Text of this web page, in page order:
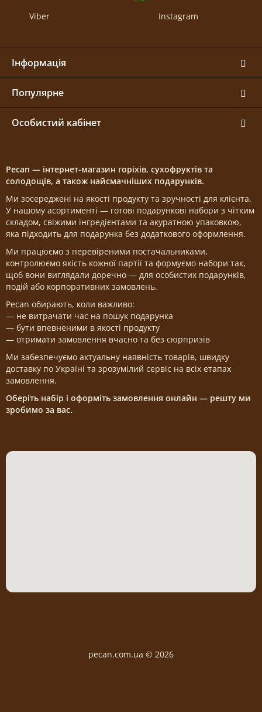
Viber Instagram
Інформація
Популярне
Особистий кабінет
Pecan — інтернет-магазин горіхів, сухофруктів та
солодощів, а також найсмачніших подарунків.
Ми зосереджені на якості продукту та зручності для клієнта.
У нашому асортименті — готові подарункові набори з чітким
складом, свіжими інгредієнтами та акуратною упаковкою,
яка підходить для подарунка без додаткового оформлення.
Ми працюємо з перевіреними постачальниками,
контролюємо якість кожної партії та формуємо набори так,
щоб вони виглядали доречно — для особистих подарунків,
подій або корпоративних замовлень.
Pecan обирають, коли важливо:
— не витрачати час на пошук подарунка
— бути впевненими в якості продукту
— отримати замовлення вчасно та без сюрпризів
Ми забезпечуємо актуальну наявність товарів, швидку
доставку по Україні та зрозумілий сервіс на всіх етапах
замовлення.
Оберіть набір і оформіть замовлення онлайн — решту ми
зробимо за вас.
pecan.com.ua © 2026